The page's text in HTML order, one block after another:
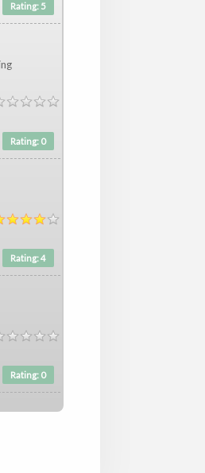
Rating: 5
Rating: 0
Rating: 4
Rating: 0